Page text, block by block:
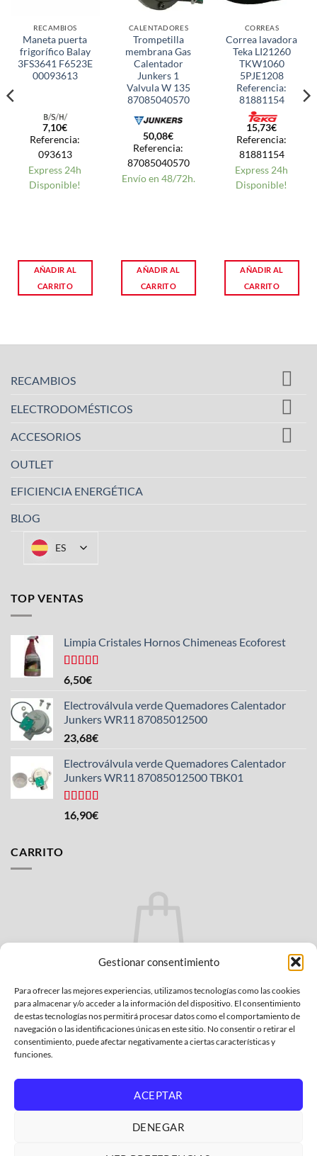
Gestionar consentimiento
Para ofrecer las mejores experiencias, utilizamos tecnologías como las cookies
para almacenar y/o acceder a la información del dispositivo. El consentimiento
de estas tecnologías nos permitirá procesar datos como el comportamiento de
navegación o las identificaciones únicas en este sitio. No consentir o retirar el
consentimiento, puede afectar negativamente a ciertas características y
funciones.
ACEPTAR
DENEGAR
RECAMBIOS
Maneta puerta
frigorífico Balay
3FS3641 F6523E
00093613
7,10€
Referencia:
093613
Express 24h
Disponible!
AÑADIR AL
CARRITO
CALENTADORES
Trompetilla
membrana Gas
Calentador
Junkers 1
Valvula W 135
87085040570
50,08€
Referencia:
87085040570
Envío en 48/72h.
AÑADIR AL
CARRITO
CORREAS
Correa lavadora
Teka LI21260
TKW1060
5PJE1208
Referencia:
81881154
15,73€
Referencia:
81881154
Express 24h
Disponible!
AÑADIR AL
CARRITO
RECAMBIOS
ELECTRODOMÉSTICOS
ACCESORIOS
OUTLET
EFICIENCIA ENERGÉTICA
BLOG
ES
TOP VENTAS
Limpia Cristales Hornos Chimeneas Ecoforest
Valorado
con
de 5
6,50€
Electroválvula verde Quemadores Calentador
Junkers WR11 87085012500
23,68€
Electroválvula verde Quemadores Calentador
Junkers WR11 87085012500 TBK01
Valorado
con
16,90€
CARRITO
No hay productos en el carrito.
Card
2
GASTOS DE ENVÍO